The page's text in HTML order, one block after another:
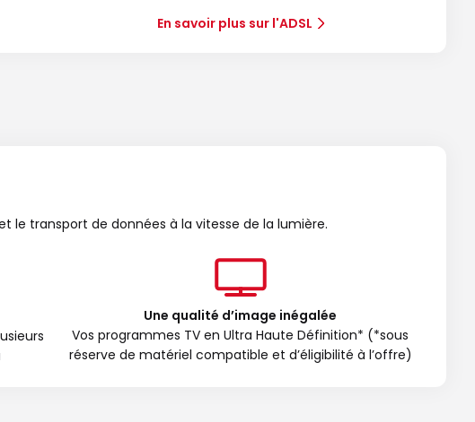
En savoir plus sur l'ADSL
le transport de données à la vitesse de la lumière.
Une qualité d’image inégalée
Vos programmes TV en Ultra Haute Définition* (*sous
réserve de matériel compatible et d’éligibilité à l’offre)